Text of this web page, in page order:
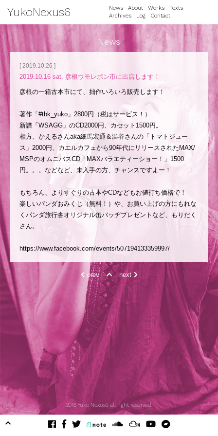
YukoNexus6 News About Works
Texts
Archives
Log Contact
News
[ 2019.10.26 ]
2019.10.16 sat. 彦根ウモレボン市に出店します！
彦根の一箱古本市にて、拙作いろいろ販売します！
著作「 #tbk_yuko 」2800円（税はサービス！）
新譜「WSAGG」のCD2000円、カセット1500円。
相方、かえるさんaka細馬宏通＆澁谷さんの「トマトジュー
ス」2000円、カエルカフェから90年代にリリースされたMAX/
MSPのオムニバスCD「MAXバラエティーショー！」1500
円。。。などなど、未入手の方、チャンスですよー！
もちろん、よりすぐりの古本やCDなどもお値打ち価格で！
楽しいパンダおみくじ（無料！）や、お買い上げの方にもれな
くパンダ旅行舎オリジナル缶バッヂプレゼントなど、もりだく
さん。
https://www.facebook.com/events/507194133359997/
prev next
2018 Yuko Nexus6 all right reserved.